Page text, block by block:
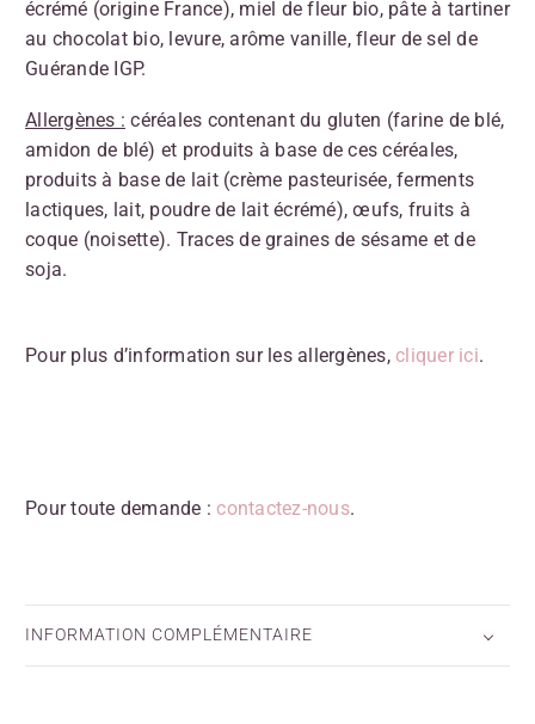
écrémé (origine France), miel de fleur bio, pâte à tartiner
au chocolat bio, levure, arôme vanille, fleur de sel de
Guérande IGP.
Allergènes : céréales contenant du gluten (farine de blé,
amidon de blé) et produits à base de ces céréales,
produits à base de lait (crème pasteurisée, ferments
lactiques, lait, poudre de lait écrémé), œufs, fruits à
coque (noisette). Traces de graines de sésame et de
soja.
Pour plus d’information sur les allergènes, cliquer ici.
Pour toute demande : contactez-nous.
INFORMATION COMPLÉMENTAIRE